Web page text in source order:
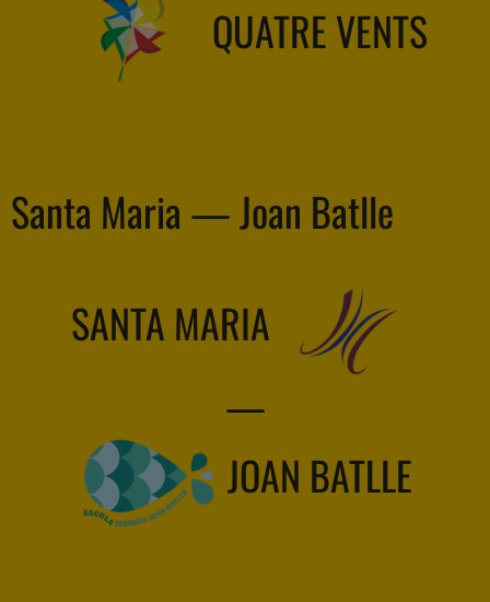
QUATRE VENTS
Santa Maria — Joan Batlle
SANTA MARIA
—
JOAN BATLLE